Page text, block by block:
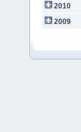
2010
2009